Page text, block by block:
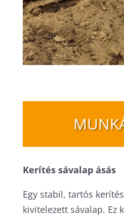
Kerítés sávalap ásás
Egy stabil, tartós
kivitelezett sávalap. Ez